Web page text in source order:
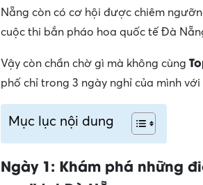
Nẵng còn có cơ hội được chiêm
cuộc thi bắn pháo hoa quốc tế Đà
Vậy còn chần chờ gì mà không cùng
phố chỉ trong 3 ngày nghỉ của mình
Mục lục nội dung
Ngày 1: Khám phá những